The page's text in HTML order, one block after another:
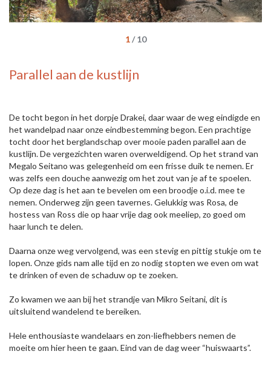
1/10
Parallel aan de kustlijn
De tocht begon in het dorpje Drakei, daar waar de weg eindigde en
het wandelpad naar onze eindbestemming begon. Een prachtige
tocht door het berglandschap over mooie paden parallel aan de
kustlijn. De vergezichten waren overweldigend. Op het strand van
Megalo Seitano was gelegenheid om een frisse duik te nemen. Er
was zelfs een douche aanwezig om het zout van je af te spoelen.
Op deze dag is het aan te bevelen om een broodje o.i.d. mee te
nemen. Onderweg zijn geen tavernes. Gelukkig was Rosa, de
hostess van Ross die op haar vrije dag ook meeliep, zo goed om
haar lunch te delen.
Daarna onze weg vervolgend, was een stevig en pittig stukje om te
lopen. Onze gids nam alle tijd en zo nodig stopten we even om wat
te drinken of even de schaduw op te zoeken.
Zo kwamen we aan bij het strandje van Mikro Seitani, dit is
uitsluitend wandelend te bereiken.
Hele enthousiaste wandelaars en zon-liefhebbers nemen de
moeite om hier heen te gaan. Eind van de dag weer “huiswaarts”.